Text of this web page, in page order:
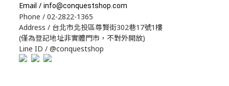
Email / info@conquestshop.com
Phone / 02-2822-1365
Address / 台北市北投區尊賢街302巷17號1樓
(僅為登記地址非實體門市，不對外開放)
Line ID / @conquestshop